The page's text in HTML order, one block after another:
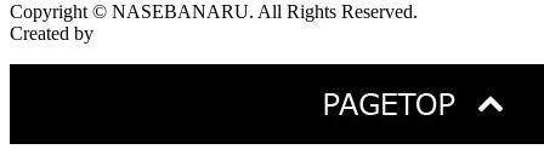
Copyright © NASEBANARU. All Rights Reserved.
Created by